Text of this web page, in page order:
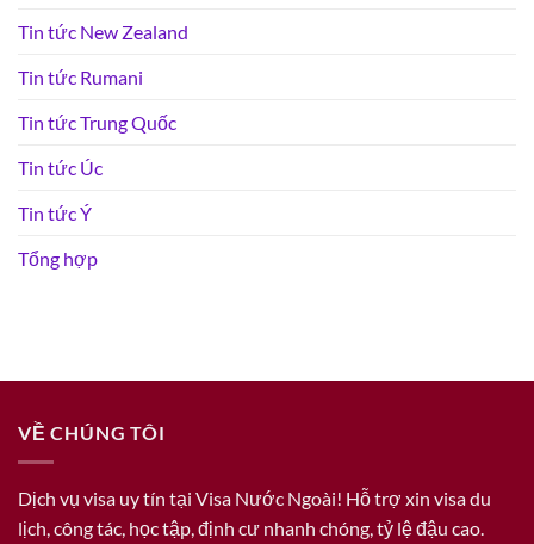
Tin tức New Zealand
Tin tức Rumani
Tin tức Trung Quốc
Tin tức Úc
Tin tức Ý
Tổng hợp
VỀ CHÚNG TÔI
Dịch vụ visa uy tín tại Visa Nước Ngoài! Hỗ trợ xin visa du
lịch, công tác, học tập, định cư nhanh chóng, tỷ lệ đậu cao.